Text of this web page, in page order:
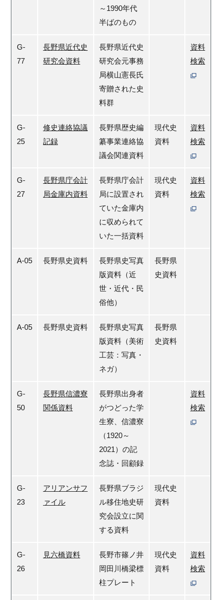
～1990年代
半ばのもの
G-
77
長野県近代史
研究会資料
長野県近代史
研究会元事務
局横山憲長氏
寄贈された史
料群
資料
検索
G-
25
修史連絡協議
記録
長野県歴史編
纂事業連絡協
議会関連資料
現代史
資料
資料
検索
G-
27
長野県庁会計
局金庫内資料
長野県庁会計
局に設置され
ていた金庫内
に収められて
いた一括資料
現代史
資料
資料
検索
A-05 長野県史資料
長野県史写真
版資料（近
世・近代・民
俗他）
長野県
史資料
A-05 長野県史資料
長野県史写真
版資料（美術
工芸：写真・
ネガ）
長野県
史資料
G-
50
長野県信濃寮
関係資料
長野県出身者
がつどった学
生寮、信濃寮
（1920～
2021）の記
念誌・回顧録
資料
検索
G-
23
アリアンサフ
ァイル
長野県ブラジ
ル移住地史研
究会設立に関
する資料
現代史
資料
G-
26
見六橋資料
長野市篠ノ井
岡田川橋梁標
柱プレート
現代史
資料
資料
検索